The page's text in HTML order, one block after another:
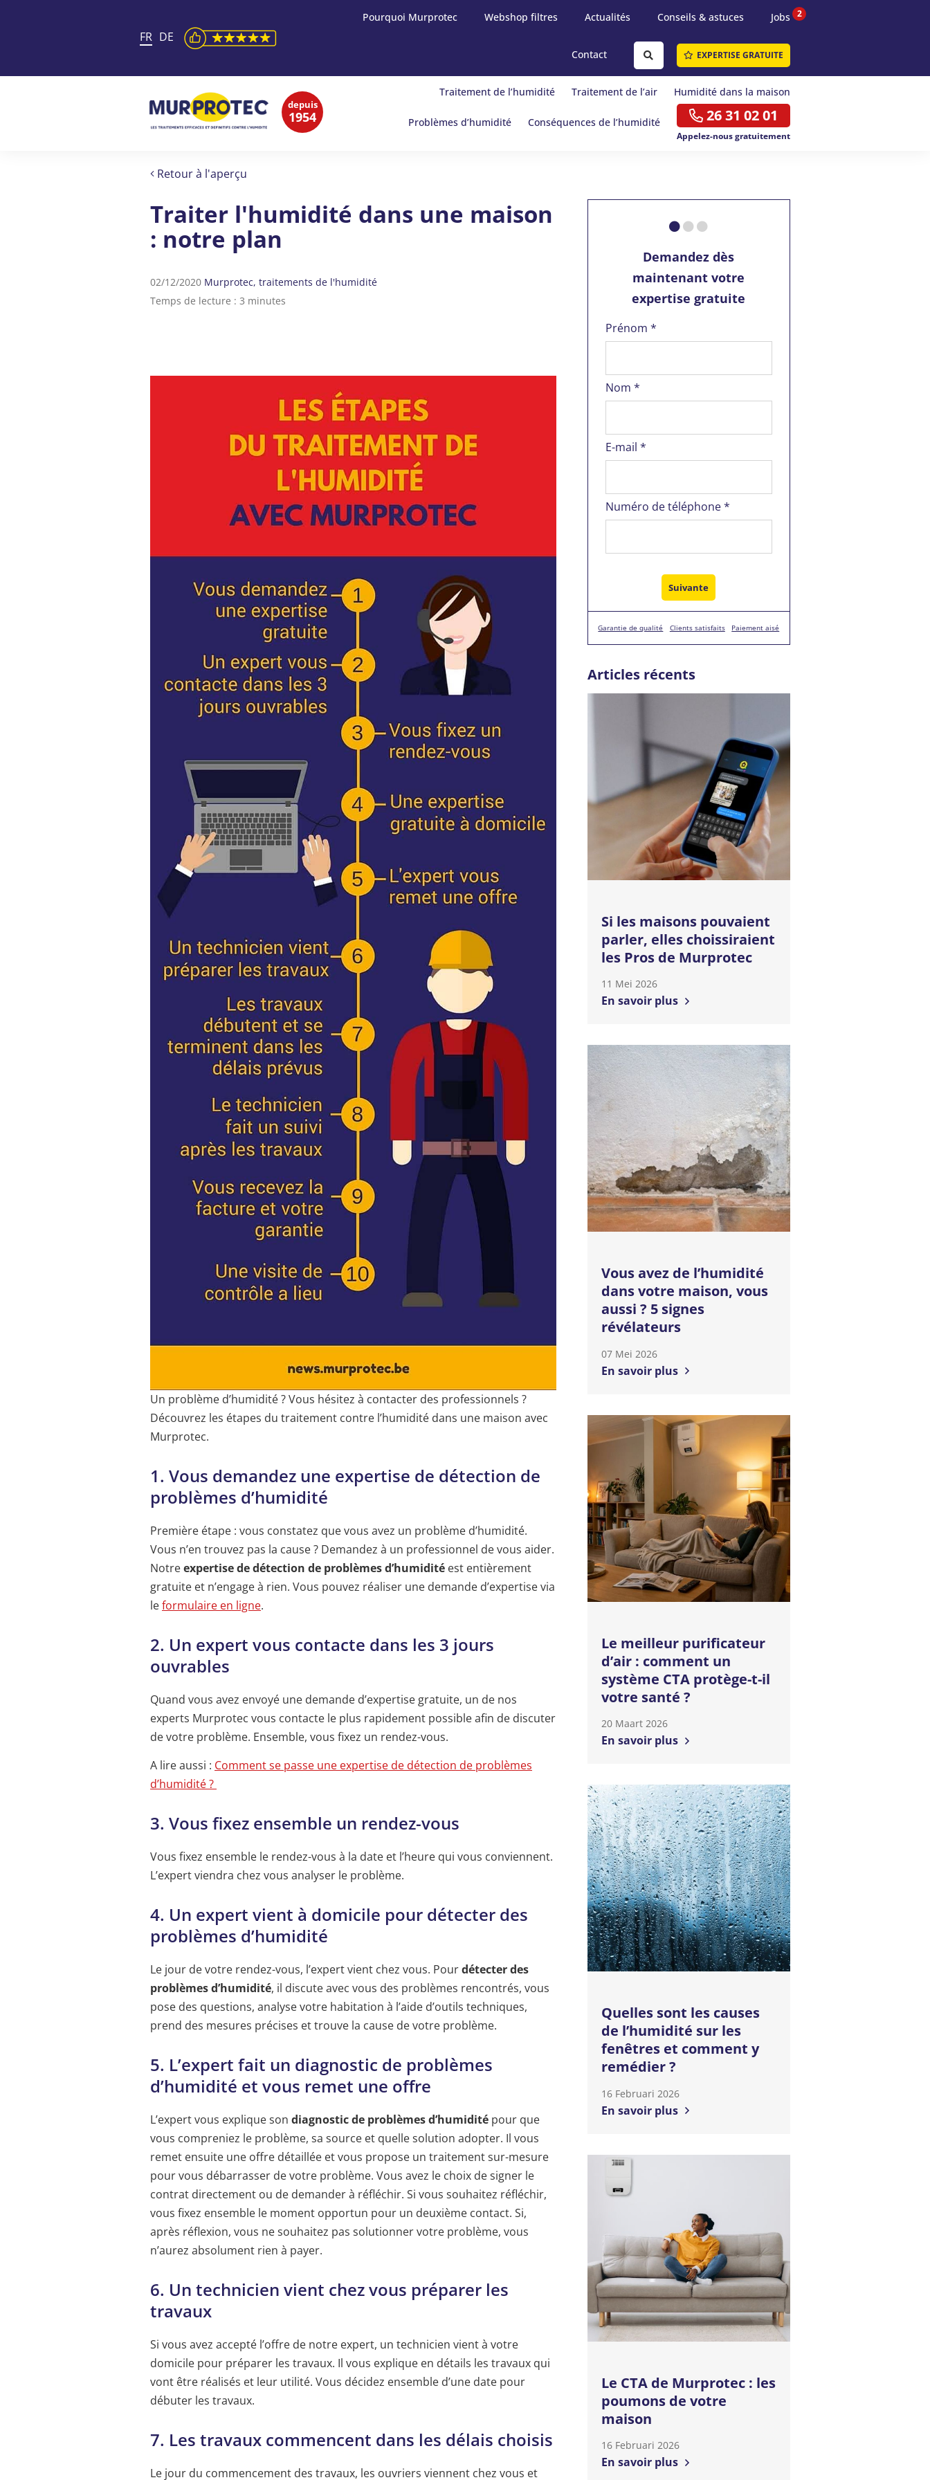
FR DE
Pourquoi Murprotec Webshop filtres Actualités Conseils & astuces Jobs 2
Contact EXPERTISE GRATUITE
depuis
1954
Traitement de l’humidité Traitement de l’air Humidité dans la maison
Problèmes d’humidité Conséquences de l’humidité 26 31 02 01
Appelez-nous gratuitement
Retour à l'aperçu
Traiter l'humidité dans une maison
: notre plan
02/12/2020 Murprotec traitements de l'humidité
Temps de lecture : 3 minutes
Un problème d’humidité ? Vous hésitez à contacter des professionnels ?
Découvrez les étapes du traitement contre l’humidité dans une maison avec
Murprotec.
1. Vous demandez une expertise de détection de
problèmes d’humidité
Première étape : vous constatez que vous avez un problème d’humidité.
Vous n’en trouvez pas la cause ? Demandez à un professionnel de vous aider.
Notreexpertise de détection de problèmes d’humidité est entièrement
gratuite et n’engage à rien. Vous pouvez réaliser une demande d’expertise via
leformulaire en ligne.
2. Un expert vous contacte dans les 3 jours
ouvrables
Quand vous avez envoyé une demande d’expertise gratuite, un de nos
experts Murprotec vous contacte le plus rapidement possible afin de discuter
de votre problème. Ensemble, vous fixez un rendez-vous.
A lire aussi : Comment se passe une expertise de détection de problèmes
d’humidité ?
3. Vous fixez ensemble un rendez-vous
Vous fixez ensemble le rendez-vous à la date et l’heure qui vous conviennent.
L’expert viendra chez vous analyser le problème.
4. Un expert vient à domicile pour détecter des
problèmes d’humidité
Le jour de votre rendez-vous, l’expert vient chez vous. Pourdétecter des
problèmes d’humidité, il discute avec vous des problèmes rencontrés, vous
pose des questions, analyse votre habitation à l’aide d’outils techniques,
prend des mesures précises et trouve la cause de votre problème.
5. L’expert fait un diagnostic de problèmes
d’humidité et vous remet une offre
L’expert vous explique son diagnostic de problèmes d’humidité pour que
vous compreniez le problème, sa source et quelle solution adopter. Il vous
remet ensuite une offre détaillée et vous propose un traitement sur-mesure
pour vous débarrasser de votre problème. Vous avez le choix de signer le
contrat directement ou de demander à réfléchir. Si vous souhaitez réfléchir,
vous fixez ensemble le moment opportun pour un deuxième contact. Si,
après réflexion, vous ne souhaitez pas solutionner votre problème, vous
n’aurez absolument rien à payer.
6. Un technicien vient chez vous préparer les
travaux
Si vous avez accepté l’offre de notre expert, un technicien vient à votre
domicile pour préparer les travaux. Il vous explique en détails les travaux qui
vont être réalisés et leur utilité. Vous décidez ensemble d’une date pour
débuter les travaux.
7. Les travaux commencent dans les délais choisis
Le jour du commencement des travaux, les ouvriers viennent chez vous et
Demandez dès
maintenant votre
expertise gratuite
Prénom *
Nom *
E-mail *
Numéro de téléphone *
Garantie de qualité Clients satisfaits Paiement aisé
Articles récents
Si les maisons pouvaient
parler, elles choissiraient
les Pros de Murprotec
11 Mei 2026
En savoir plus
Vous avez de l’humidité
dans votre maison, vous
aussi ? 5 signes
révélateurs
07 Mei 2026
En savoir plus
Le meilleur purificateur
d’air : comment un
système CTA protège-t-il
votre santé ?
20 Maart 2026
En savoir plus
Quelles sont les causes
de l’humidité sur les
fenêtres et comment y
remédier ?
16 Februari 2026
En savoir plus
Le CTA de Murprotec : les
poumons de votre
maison
16 Februari 2026
En savoir plus